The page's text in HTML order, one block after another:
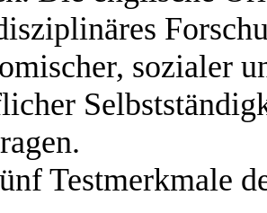
sozialer
Testmerkmale